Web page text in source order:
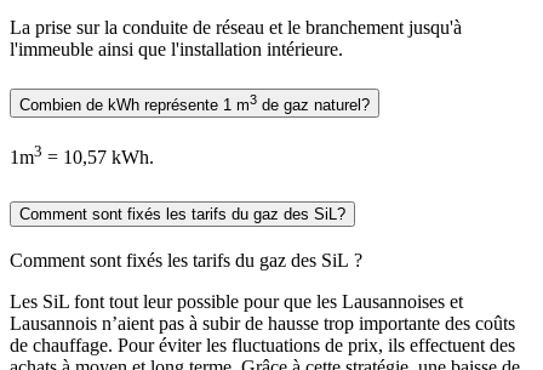
La prise sur la conduite de réseau et le branchement jusqu'à
l'immeuble ainsi que l'installation intérieure.
Combien de kWh représente 1 m3 de gaz naturel?
1m3 = 10,57 kWh.
Comment sont fixés les tarifs du gaz des SiL?
Comment sont fixés les tarifs du gaz des SiL ?
Les SiL font tout leur possible pour que les Lausannoises et
Lausannois n’aient pas à subir de hausse trop importante des coûts
de chauffage. Pour éviter les fluctuations de prix, ils effectuent des